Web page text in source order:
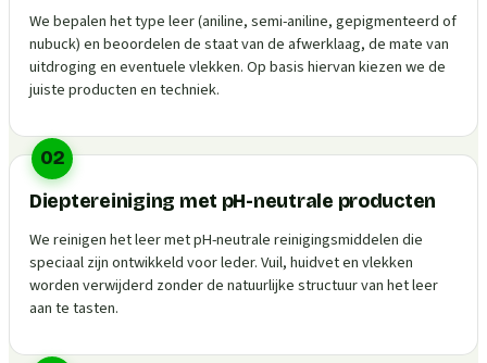
We bepalen het type leer (aniline, semi-aniline, gepigmenteerd of
nubuck) en beoordelen de staat van de afwerklaag, de mate van
uitdroging en eventuele vlekken. Op basis hiervan kiezen we de
juiste producten en techniek.
02
Dieptereiniging met pH-neutrale producten
We reinigen het leer met pH-neutrale reinigingsmiddelen die
speciaal zijn ontwikkeld voor leder. Vuil, huidvet en vlekken
worden verwijderd zonder de natuurlijke structuur van het leer
aan te tasten.